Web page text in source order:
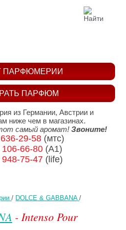
/ DOLCE & GABBANA /
- Intenso Pour
ПАРФЮМ
ПАРФЮМЕРИИ
из Германии, Австрии и
ниже чем в магазинах.
самый аромат! Звоните!
636-29-58(мтс)
106-66-80 (A1)
948-75-47(life)